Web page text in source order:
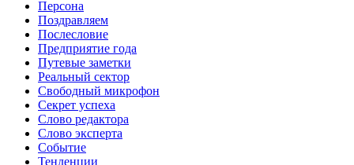
Персона
Поздравляем
Послесловие
Предприятие года
Путевые заметки
Реальный сектор
Свободный микрофон
Секрет успеха
Слово редактора
Слово эксперта
Событие
Тенденции